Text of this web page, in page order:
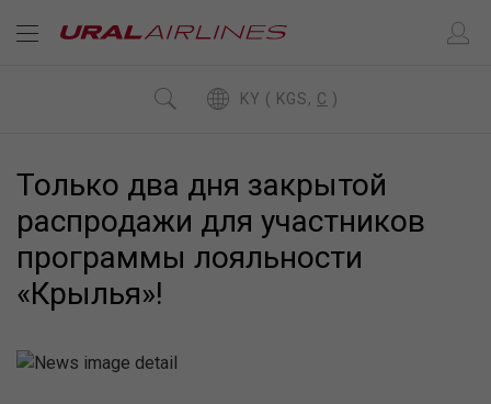
KY ( KGS, C )
Только два дня закрытой
распродажи для участников
программы лояльности
«Крылья»!